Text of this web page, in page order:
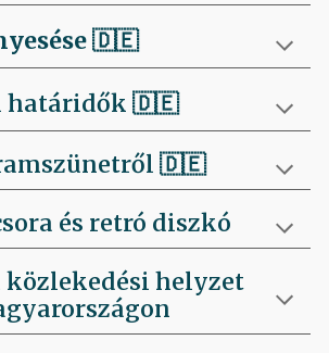
🇩🇪
határidők 🇩🇪
🇩🇪
és retró diszkó
helyzet